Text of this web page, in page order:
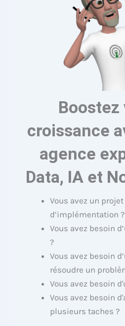
Boostez
croissance
agence
Data, IA et
Vous avez un
d’implémentation ?
Vous avez besoin
?
Vous avez besoin
résoudre un
Vous avez besoin
Vous avez besoin
plusieurs taches ?